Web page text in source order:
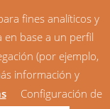
fines analíticos y
base a un perfil
(por ejemplo,
información y
Configuración de